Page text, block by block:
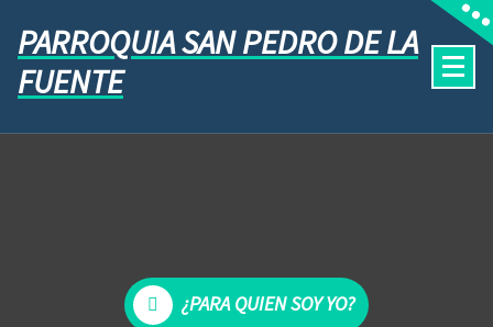
PARROQUIA SAN PEDRO DE LA
FUENTE
¿PARA QUIEN SOY YO?